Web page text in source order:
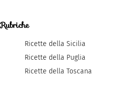
Rubriche
Ricette della Sicilia
Ricette della Puglia
Ricette della Toscana